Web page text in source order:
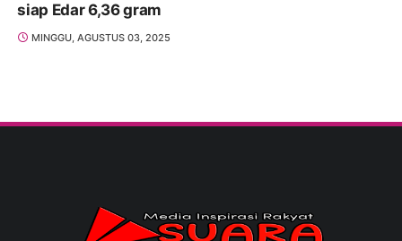
siap Edar 6,36 gram
MINGGU, AGUSTUS 03, 2025